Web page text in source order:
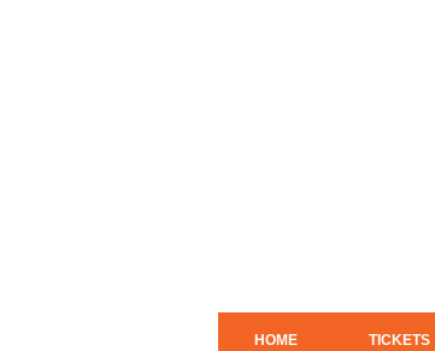
HOME TICKETS